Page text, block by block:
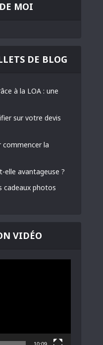
MOI
DE BLOG
à la LOA : une
sur votre devis
commencer la
elle avantageuse ?
cadeaux photos
VIDÉO